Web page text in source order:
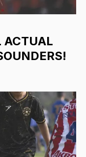
ACTUAL